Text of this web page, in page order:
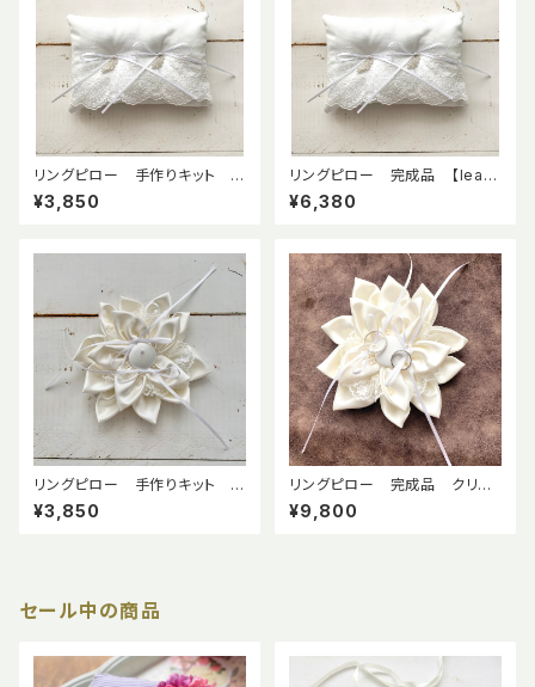
リングピロー 手作りキット 【l
eaf】リーフ プラチナカラー
幅広レース
¥3,850
リングピロー 完成品 【leaf】
リーフ プラチナカラー 幅広
レース
¥6,380
リングピロー 手作りキット ク
リスタルフラワー 布花 ドレス
サテン
¥3,850
リングピロー 完成品 クリス
タルフラワー 布花 ドレスサテ
ン
¥9,800
セール中の商品